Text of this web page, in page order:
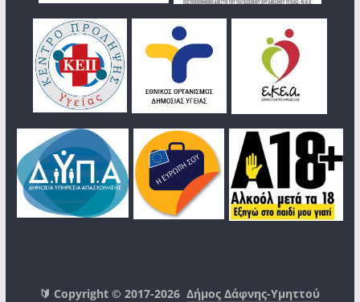
🔰 Copyright © 2017-2026Δήμος Δάφνης-Υμηττού